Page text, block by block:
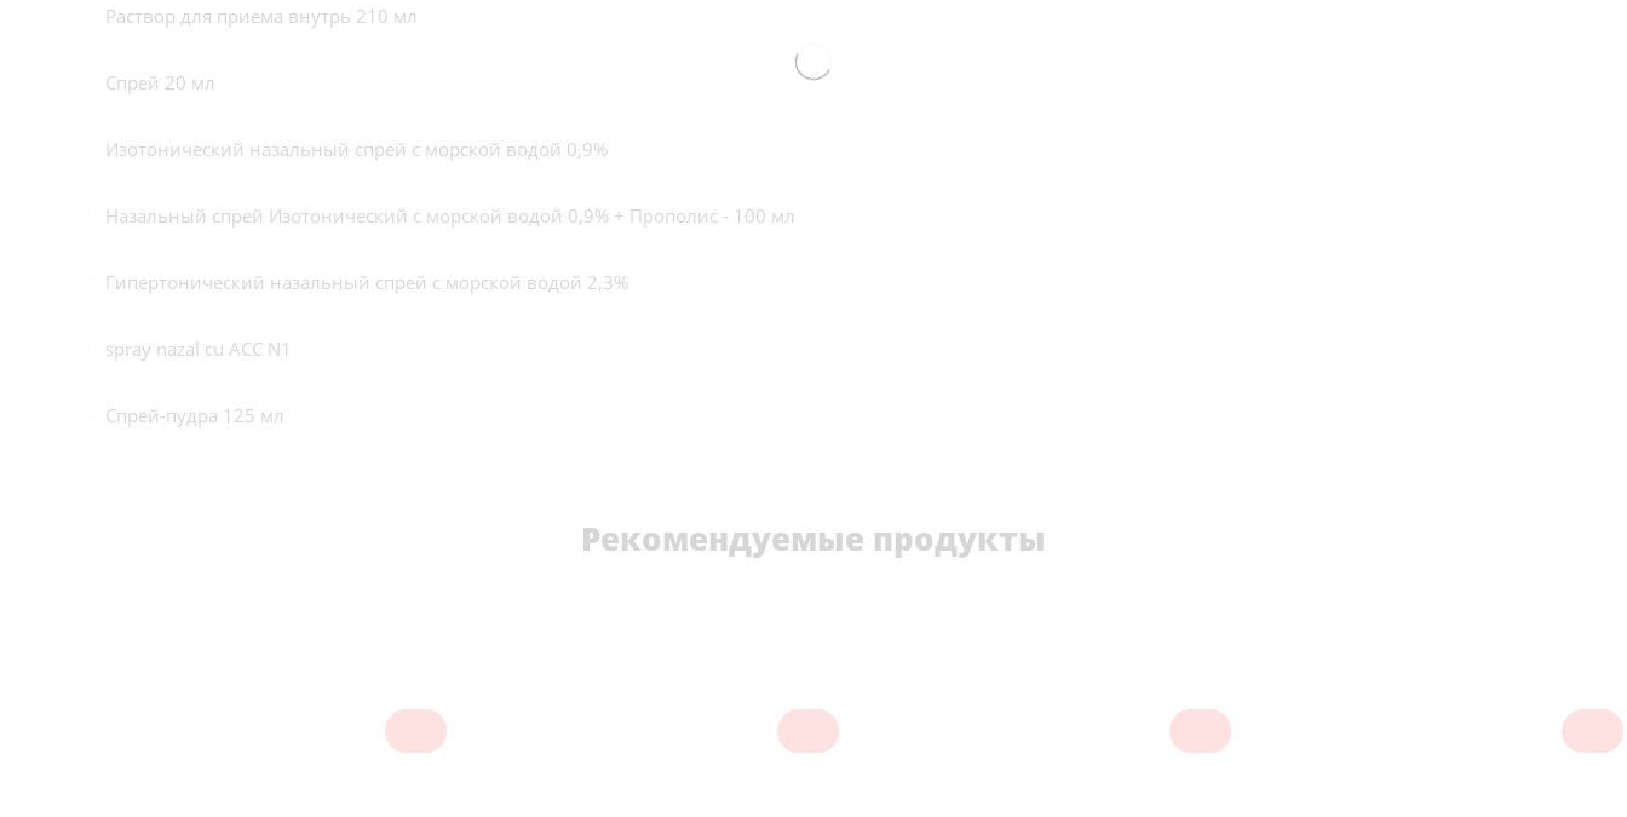
Раствор для приема внутрь 210 мл
Спрей 20 мл
Изотонический назальный спрей с морской водой 0,9%
Назальный спрей Изотонический с морской водой 0,9% + Прополис - 100 мл
Гипертонический назальный спрей с морской водой 2,3%
spray nazal cu ACC N1
Спрей-пудра 125 мл
Рекомендуемые продукты